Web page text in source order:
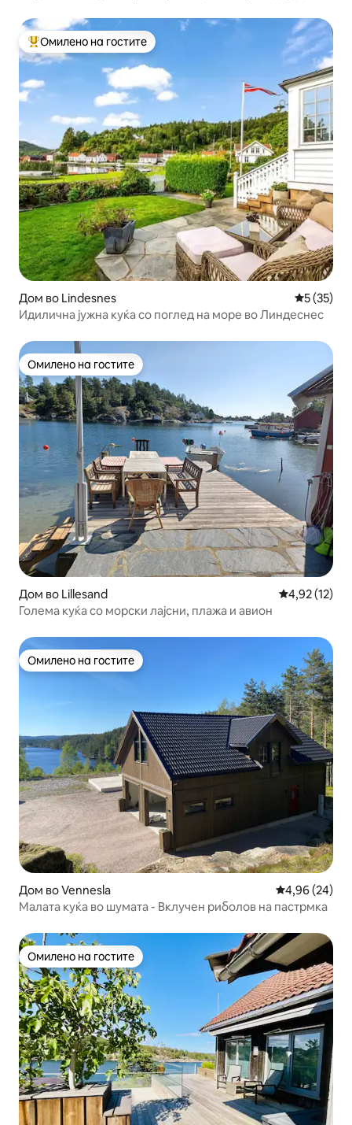
Меѓу најуспешните „Омилени на гостите“
Омилено на гостите
Дом во Lindesnes Просечна
5 (35)
Идилична јужна куќа со поглед на море во Линдеснес
Омилено на гостите
Омилено на гостите
Дом во Lillesand Просечна
4,92 (12)
Голема куќа со морски лајсни, плажа и авион
Омилено на гостите
Омилено на гостите
Дом во Vennesla Просечна
4,96 (24)
Малата куќа во шумата - Вклучен риболов на пастрмка
Омилено на гостите
Омилено на гостите